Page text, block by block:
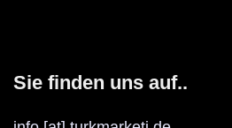
Sie finden uns auf..